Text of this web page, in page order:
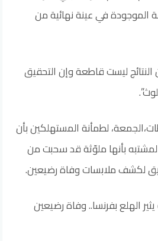
الموجودة في عينة نهائية من
النتائج ليست قاطعة وإن التحقيق
لطمأنة المستهلكين بأن
بأنها ملوّثة قد سحبت من
لكشف ملابسات وفاة رضيعين.
الهلع بفرنسا.. وفاة رضيعين